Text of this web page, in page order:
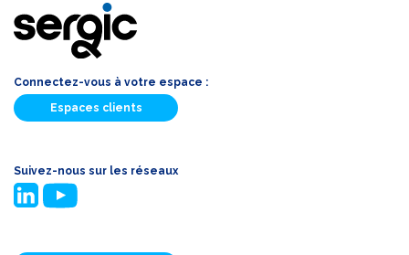
Connectez-vous à votre espace :
Espaces clients
Suivez-nous sur les réseaux